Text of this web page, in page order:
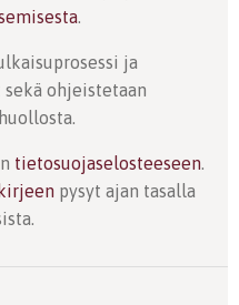
.
ja
ohjeistetaan
tietosuojaselosteeseen.
pysyt ajan tasalla